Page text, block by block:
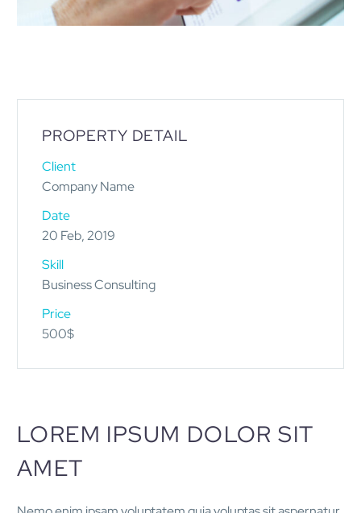
PROPERTY DETAIL
Client
Company Name
Date
20 Feb, 2019
Skill
Business Consulting
Price
500$
LOREM IPSUM DOLOR SIT
AMET